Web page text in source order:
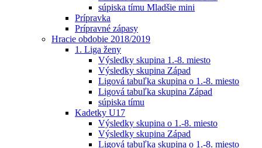
súpiska tímu Mladšie mini
Prípravka
Prípravné zápasy
Hracie obdobie 2018/2019
1. Liga ženy
Výsledky skupina 1.-8. miesto
Výsledky skupina Západ
Ligová tabuľka skupina o 1.-8. miesto
Ligová tabuľka skupina Západ
súpiska tímu
Kadetky U17
Výsledky skupina o 1.-8. miesto
Výsledky skupina Západ
Ligová tabuľka skupina o 1.-8. miesto